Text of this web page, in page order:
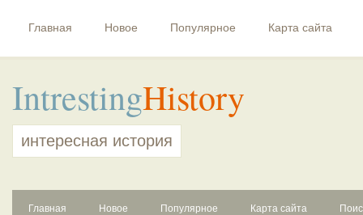
Главная Новое Популярное Карта сайта
IntrestingHistory
интересная история
Главная Новое Популярное Карта сайта